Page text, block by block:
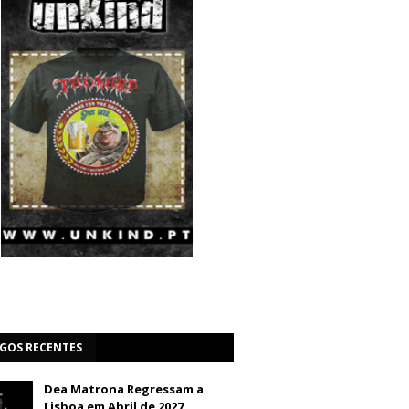
RECENTES
Dea Matrona Regressam a